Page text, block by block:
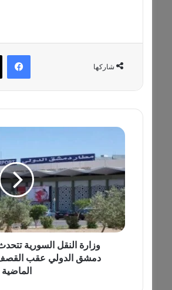
شاركها
فيسبوك
و
ا
ر
ة
ا
ل
ن
ق
وزارة النقل السورية
دمشق الدولي عقب القصف
الماضية